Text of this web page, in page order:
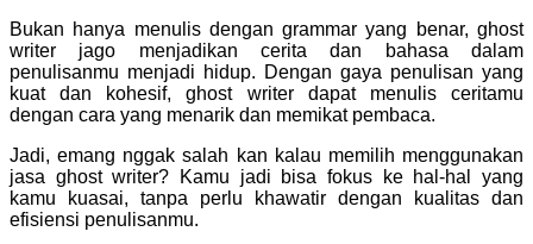
Bukan hanya menulis dengan grammar yang benar, ghost
writer jago menjadikan cerita dan bahasa dalam
penulisanmu menjadi hidup. Dengan gaya penulisan yang
kuat dan kohesif, ghost writer dapat menulis ceritamu
dengan cara yang menarik dan memikat pembaca.
Jadi, emang nggak salah kan kalau memilih menggunakan
jasa ghost writer? Kamu jadi bisa fokus ke hal-hal yang
kamu kuasai, tanpa perlu khawatir dengan kualitas dan
efisiensi penulisanmu.